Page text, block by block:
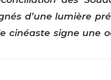
d’une lumière
cinéaste signe une